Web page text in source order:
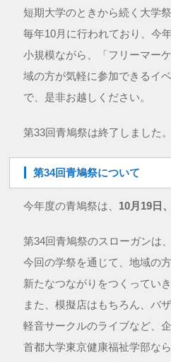
短期大学のときから続く大学祭
毎年10月に行われており、今
小規模ながら、「フリーマー
域の方が気軽に参加できるイ
で、是非お越しください。
第33回青鳩祭は終了しました。
第34回青鳩祭について
今年度の青鳩祭は、 10月19日
第34回青鳩祭のスローガンは、
今回の学祭を通じて、地域の
新たなつながりをつくってい
また、模擬店はもちろん、バ
軽音サークルのライブなど、
首都大学東京健康福祉学部な